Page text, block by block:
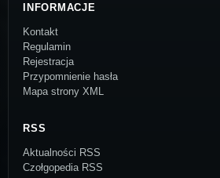
INFORMACJE
Kontakt
Regulamin
Rejestracja
Przypomnienie hasła
Mapa strony XML
RSS
Aktualności RSS
Czołgopedia RSS